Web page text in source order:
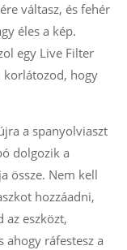
váltasz, és fehér
éles a kép.
egy Live Filter
korlátozod, hogy
a spanyolviaszt
dolgozik a
össze. Nem kell
hozzáadni,
az eszközt,
ráfestesz a